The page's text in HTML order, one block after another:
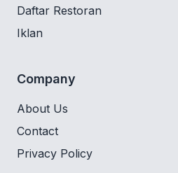
Daftar Restoran
Iklan
Company
About Us
Contact
Privacy Policy